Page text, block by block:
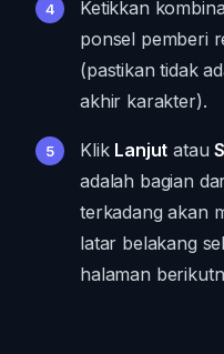
Ketikkan
ponsel pemberi
(pastikan tidak
akhir karakter).
Klik Lanjut atau
adalah bagian
terkadang akan
latar belakang
halaman